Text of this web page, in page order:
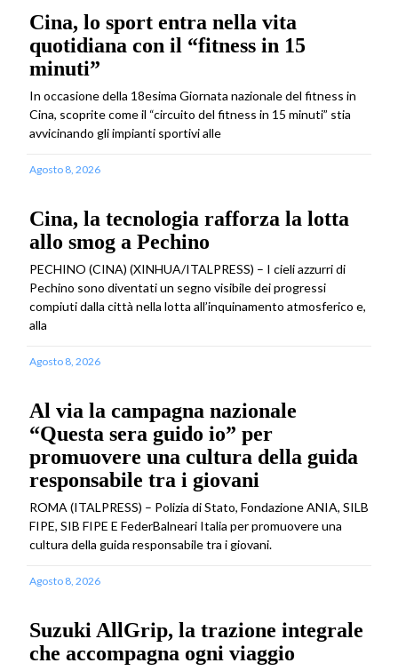
Cina, lo sport entra nella vita
quotidiana con il “fitness in 15
minuti”
In occasione della 18esima Giornata nazionale del fitness in
Cina, scoprite come il “circuito del fitness in 15 minuti” stia
avvicinando gli impianti sportivi alle
Agosto 8, 2026
Cina, la tecnologia rafforza la lotta
allo smog a Pechino
PECHINO (CINA) (XINHUA/ITALPRESS) – I cieli azzurri di
Pechino sono diventati un segno visibile dei progressi
compiuti dalla città nella lotta all’inquinamento atmosferico e,
alla
Agosto 8, 2026
Al via la campagna nazionale
“Questa sera guido io” per
promuovere una cultura della guida
responsabile tra i giovani
ROMA (ITALPRESS) – Polizia di Stato, Fondazione ANIA, SILB
FIPE, SIB FIPE E FederBalneari Italia per promuovere una
cultura della guida responsabile tra i giovani.
Agosto 8, 2026
Suzuki AllGrip, la trazione integrale
che accompagna ogni viaggio